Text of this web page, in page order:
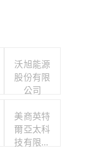
沃旭能源
股份有限
公司
美商英特
爾亞太科
技有限公